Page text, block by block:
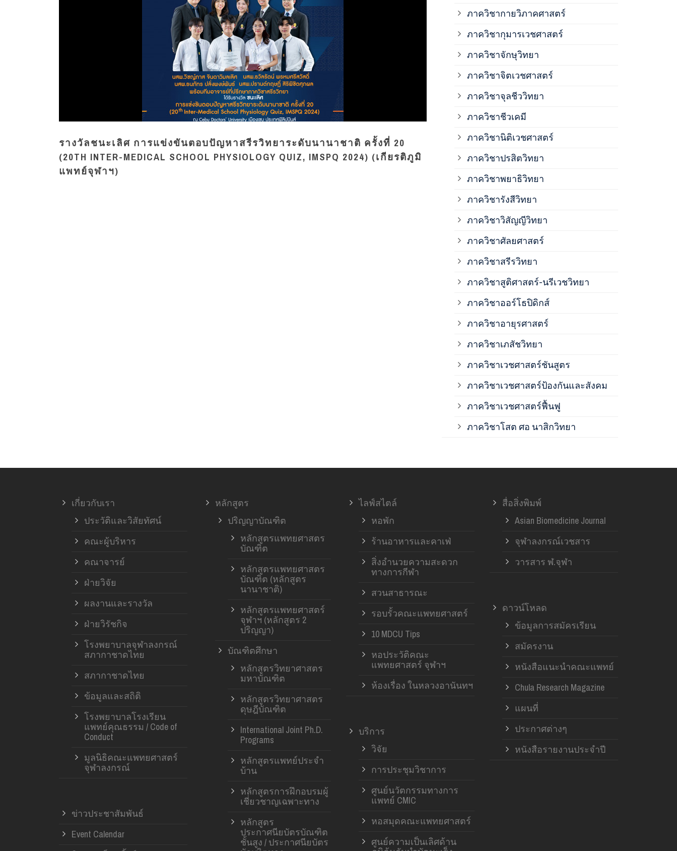
รางวัลชนะเลิศ การแข่งขันตอบปัญหาสรีรวิทยาระดับนานาชาติ ครั้งที่ 20
(20TH INTER-MEDICAL SCHOOL PHYSIOLOGY QUIZ, IMSPQ 2024) (เกียรติภูมิ
แพทย์จุฬาฯ)
ภาควิชากายวิภาคศาสตร์
ภาควิชากุมารเวชศาสตร์
ภาควิชาจักษุวิทยา
ภาควิชาจิตเวชศาสตร์
ภาควิชาจุลชีววิทยา
ภาควิชาชีวเคมี
ภาควิชานิติเวชศาสตร์
ภาควิชาปรสิตวิทยา
ภาควิชาพยาธิวิทยา
ภาควิชารังสีวิทยา
ภาควิชาวิสัญญีวิทยา
ภาควิชาศัลยศาสตร์
ภาควิชาสรีรวิทยา
ภาควิชาสูติศาสตร์-นรีเวชวิทยา
ภาควิชาออร์โธปิดิกส์
ภาควิชาอายุรศาสตร์
ภาควิชาเภสัชวิทยา
ภาควิชาเวชศาสตร์ชันสูตร
ภาควิชาเวชศาสตร์ป้องกันและสังคม
ภาควิชาเวชศาสตร์ฟื้นฟู
ภาควิชาโสต ศอ นาสิกวิทยา
เกี่ยวกับเรา
ประวัติและวิสัยทัศน์
คณะผู้บริหาร
คณาจารย์
ฝ่ายวิจัย
ผลงานและรางวัล
ฝ่ายวิรัชกิจ
โรงพยาบาลจุฬาลงกรณ์
สภากาชาดไทย
สภากาชาดไทย
ข้อมูลและสถิติ
โรงพยาบาลโรงเรียน
แพทย์คุณธรรม / Code of
Conduct
มูลนิธิคณะแพทยศาสตร์
จุฬาลงกรณ์
ข่าวประชาสัมพันธ์
Event Calendar
หลักสูตร
ปริญญาบัณฑิต
หลักสูตรแพทยศาสตร
บัณฑิต
หลักสูตรแพทยศาสตร
บัณฑิต (หลักสูตร
นานาชาติ)
หลักสูตรแพทยศาสตร์
จุฬาฯ (หลักสูตร 2
ปริญญา)
บัณฑิตศึกษา
หลักสูตรวิทยาศาสตร
มหาบัณฑิต
หลักสูตรวิทยาศาสตร
ดุษฎีบัณฑิต
International Joint Ph.D.
Programs
หลักสูตรแพทย์ประจำ
บ้าน
หลักสูตรการฝึกอบรมผู้
เชี่ยวชาญเฉพาะทาง
หลักสูตร
ประกาศนียบัตรบัณฑิต
ชั้นสูง / ประกาศนียบัตร
ไลฟ์สไตล์
หอพัก
ร้านอาหารและคาเฟ่
สิ่งอำนวยความสะดวก
ทางการกีฬา
สวนสาธารณะ
รอบรั้วคณะแพทยศาสตร์
10 MDCU Tips
หอประวัติคณะ
แพทยศาสตร์ จุฬาฯ
ห้องเรื่อง ในหลวงอานันทฯ
บริการ
วิจัย
การประชุมวิชาการ
ศูนย์นวัตกรรมทางการ
แพทย์ CMIC
หอสมุดคณะแพทยศาสตร์
ศูนย์ความเป็นเลิศด้าน
สื่อสิ่งพิมพ์
Asian Biomedicine Journal
จุฬาลงกรณ์เวชสาร
วารสาร ฬ.จุฬา
ดาวน์โหลด
ข้อมูลการสมัครเรียน
สมัครงาน
หนังสือแนะนำคณะแพทย์
Chula Research Magazine
แผนที่
ประกาศต่างๆ
หนังสือรายงานประจำปี